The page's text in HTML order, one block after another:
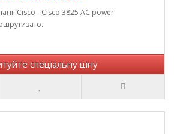
Cisco - Cisco 3825 AC power
спеціальну ціну